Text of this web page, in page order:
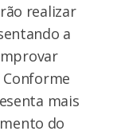
realizar
a
mais
do